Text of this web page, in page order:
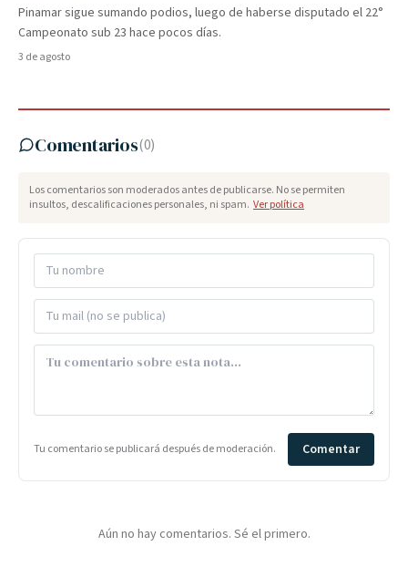
Pinamar sigue sumando podios, luego de haberse disputado el 22°
Campeonato sub 23 hace pocos días.
3 de agosto
Comentarios(0)
Los comentarios son moderados antes de publicarse. No se permiten
insultos, descalificaciones personales, ni spam. Ver política
Tu comentario se publicará después de moderación. Comentar
Aún no hay comentarios. Sé el primero.